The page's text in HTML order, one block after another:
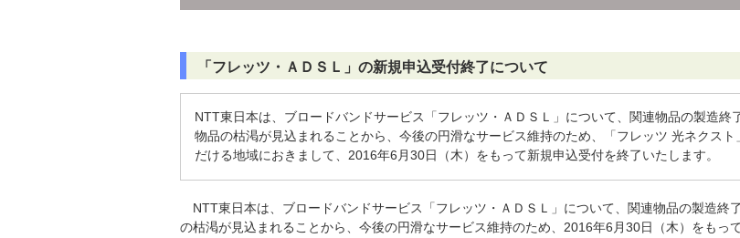
「フレッツ・ＡＤＳＬ」の新規申込受付終了について
NTT東日本は、ブロードバンドサービス「フレッツ・ＡＤＳＬ」について、関連物品の製造終
物品の枯渇が見込まれることから、今後の円滑なサービス維持のため、「フレッツ 光ネクスト
だける地域におきまして、2016年6月30日（木）をもって新規申込受付を終了いたします。
NTT東日本は、ブロードバンドサービス「フレッツ・ＡＤＳＬ」について、関連物品の製造終
の枯渇が見込まれることから、今後の円滑なサービス維持のため、2016年6月30日（木）をもっ